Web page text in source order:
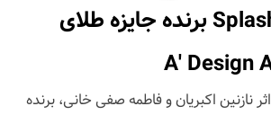
کانسپت آویز Splash برنده جایزه طلای
کانسپت آویز Splash اثر نازنین اکبریان و فاطمه صفی خانی، برنده